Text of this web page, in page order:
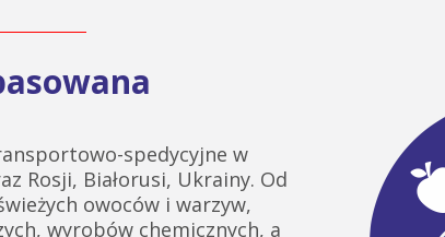
spedycyjne w
Rosji, Białorusi, Ukrainy. Od
owoców i warzyw,
wyrobów chemicznych, a